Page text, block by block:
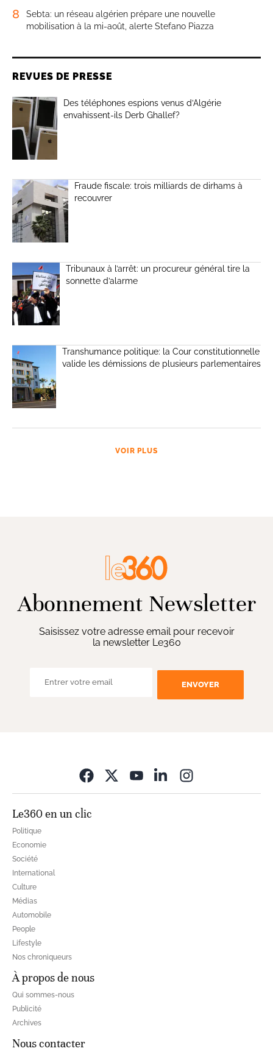
8
Sebta: un réseau algérien prépare une nouvelle
mobilisation à la mi-août, alerte Stefano Piazza
REVUES DE PRESSE
Des téléphones espions venus d’Algérie
envahissent-ils Derb Ghallef?
Fraude fiscale: trois milliards de dirhams à
recouvrer
Tribunaux à l’arrêt: un procureur général tire la
sonnette d’alarme
Transhumance politique: la Cour constitutionnelle
valide les démissions de plusieurs parlementaires
VOIR PLUS
Abonnement Newsletter
Saisissez votre adresse email pour recevoir
la newsletter Le360
ENVOYER
Le360 en un clic
Politique
Economie
Société
International
Culture
Médias
Automobile
People
Lifestyle
Nos chroniqueurs
À propos de nous
Qui sommes-nous
Publicité
Archives
Nous contacter